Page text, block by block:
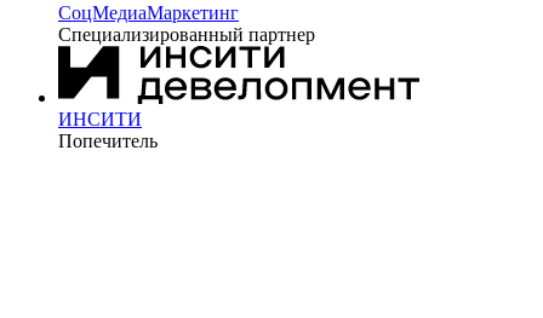
СоцМедиаМаркетинг
Специализированный партнер
ИНСИТИ
Попечитель